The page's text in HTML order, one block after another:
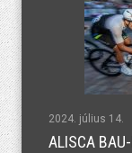
2024. július 14.
ALISCA